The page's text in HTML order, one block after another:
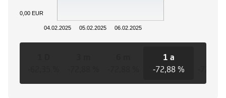
04.02.2025 05.02.2025 06.02.2025
0,00 EUR
1 a
-72,88 %